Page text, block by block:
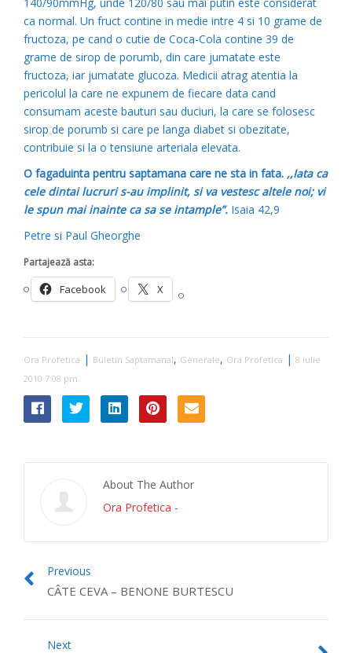
ca normal. Un fruct contine in medie intre 4 si 10 grame de
fructoza, pe cand o cutie de Coca-Cola contine 39 de
grame de sirop de porumb, din care jumatate este
fructoza, iar jumatate glucoza. Medicii atrag atentia la
pericolul la care ne expunem de fiecare data cand
consumam aceste bauturi sau duciuri, la care se folosesc
sirop de porumb si care pe langa diabet si obezitate,
contribuie si la o tensiune arteriala elevata.
O fagaduinta pentru saptamana care ne sta in fata. ,,Iata ca
cele dintai lucruri s-au implinit, si va vestesc altele noi; vi
le spun mai inainte ca sa se intample”. Isaia 42,9
Petre si Paul Gheorghe
Partajează asta:
Facebook X
Ora Profetica | Buletin Saptamanal, Generale, Ora Profetica | 8 iulie
2010 7:08 pm
About The Author
Ora Profetica -
Previous
CÂTE CEVA – BENONE BURTESCU
Next